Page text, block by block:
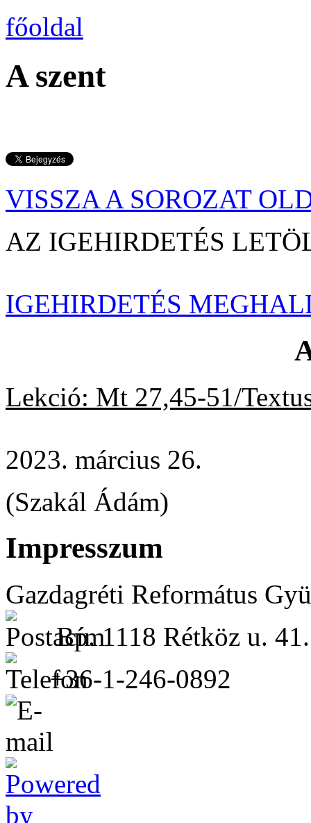
főoldal
A szent
VISSZA A SOROZAT
AZ IGEHIRDETÉS
IGEHIRDETÉS
Lekció: Mt 27,45-51/
2023. március 26.
(Szakál Ádám)
Impresszum
Gazdagréti Református
Bp. 1118 Rétköz u. 41.
+36-1-246-0892